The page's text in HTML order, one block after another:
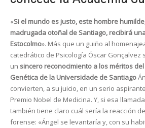
«Si el mundo es justo, este hombre
madrugada otoñal de Santiago, recibirá
Estocolmo». Más que un guiño al
catedrático de Psicología Óscar Gonçalvez
un sincero reconocimiento a los méritos
Genética de la Universidade de Santiago
convierten, a su juicio, en un serio
Premio Nobel de Medicina. Y, si esa
también tiene claro cuál sería la reacción
forense: «Ángel se levantaría y, con su